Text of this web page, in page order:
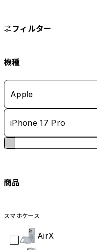
フィルター
機種
Apple
iPhone 17 Pro
商品
スマホケース
AirX